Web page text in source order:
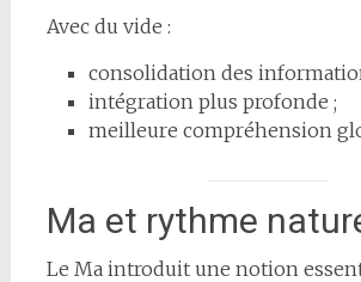
Avec du vide :
consolidation des
intégration plus profonde ;
meilleure compréhension
Ma et rythme
Le Ma introduit une notion